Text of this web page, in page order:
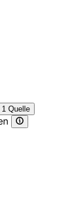
1 Quelle